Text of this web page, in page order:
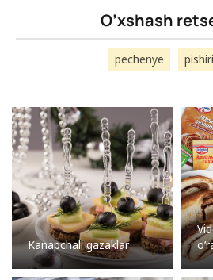
O’xshash
pechenye
Kanapchali gazaklar